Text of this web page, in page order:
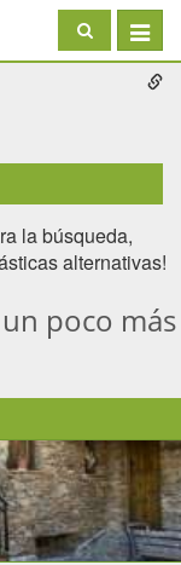
Toggle
la búsqueda,
alternativas!
poco más